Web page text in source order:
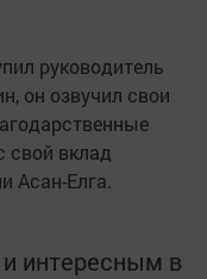
руководитель
он озвучил свои
свой вклад
Асан-Елга.
интересным в